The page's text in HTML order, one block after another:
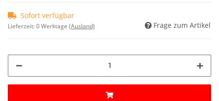
Sofort verfügbar
Lieferzeit:0 Werktage (Ausland) Frage zum Artikel